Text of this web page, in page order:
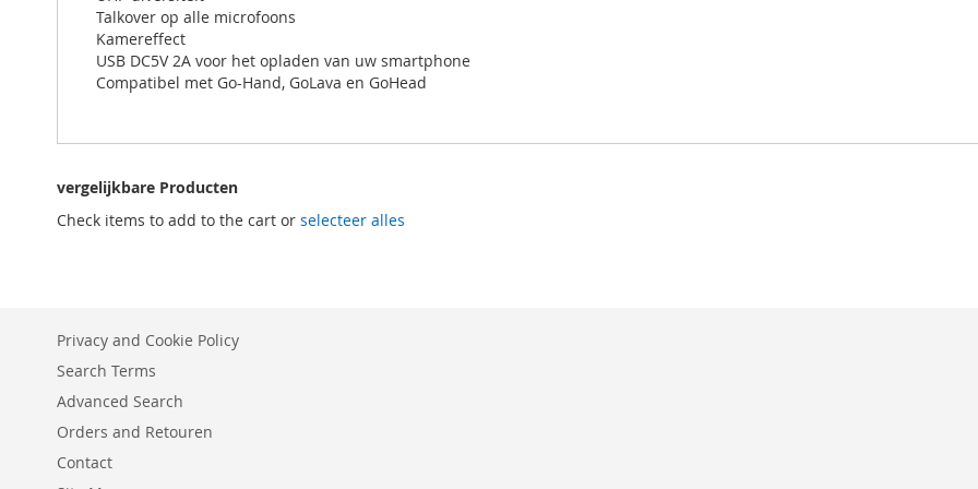
Talkover op alle microfoons
Kamereffect
USB DC5V 2A voor het opladen van uw smartphone
Compatibel met Go-Hand, GoLava en GoHead
vergelijkbare Producten
Check items to add to the cart or selecteer alles
Privacy and Cookie Policy
Search Terms
Advanced Search
Orders and Retouren
Contact